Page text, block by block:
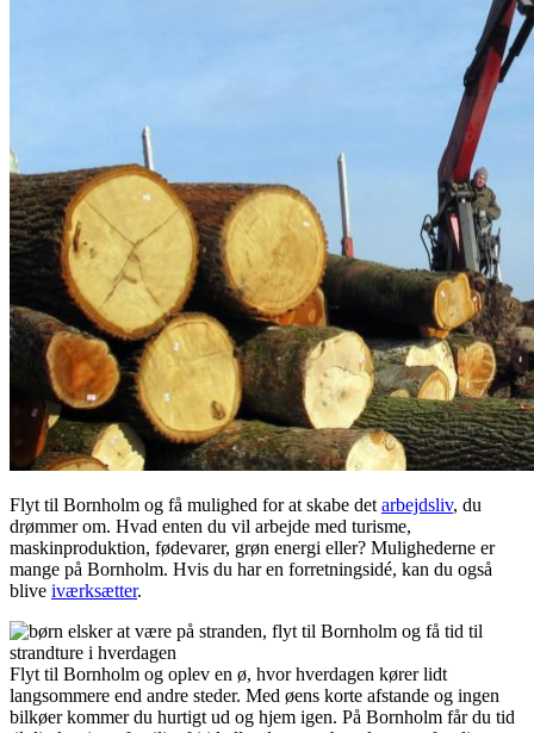
Flyt til Bornholm og få mulighed for at skabe detarbejdsliv, du
drømmer om. Hvad enten du vil arbejde med turisme,
maskinproduktion, fødevarer, grøn energi eller? Mulighederne er
mange på Bornholm. Hvis du har en forretningsidé, kan du også
blive iværksætter.
Flyt til Bornholm og oplev en ø, hvor hverdagen kører lidt
langsommere end andre steder. Med øens korte afstande og ingen
bilkøer kommer du hurtigt ud og hjem igen. På Bornholm får du tid